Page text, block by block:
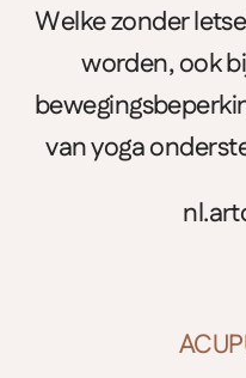
Welke zonder
worden, ook
van yoga